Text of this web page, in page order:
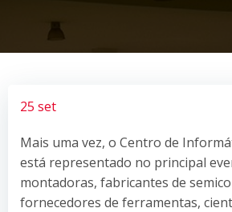
25 set
Mais uma vez, o Centro de
está representado no principal
montadoras, fabricantes de
fornecedores de ferramentas,